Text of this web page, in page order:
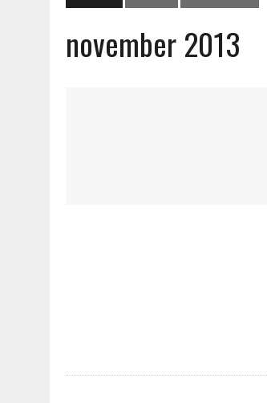
27/07/2018 | AFLEVERING 56 – OVER
AFLEVERING 59 – OVER
november 2013